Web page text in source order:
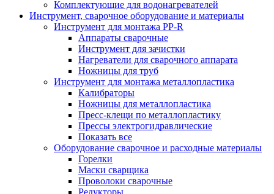
Комплектующие для водонагревателей
Инструмент, сварочное оборудование и материалы
Инструмент для монтажа PP-R
Аппараты сварочные
Инструмент для зачистки
Нагреватели для сварочного аппарата
Ножницы для труб
Инструмент для монтажа металлопластика
Калибраторы
Ножницы для металлопластика
Пресс-клещи по металлопластику
Прессы электрогидравлические
Показать все
Оборудование сварочное и расходные материалы
Горелки
Маски сварщика
Проволоки сварочные
Редукторы